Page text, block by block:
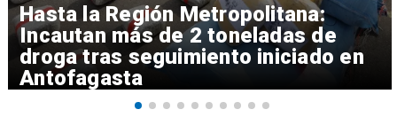
Hasta la Región Metropolitana:
Incautan más de 2 toneladas de
droga tras seguimiento iniciado en
Antofagasta